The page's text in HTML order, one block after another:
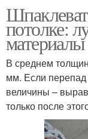
потолке:
материалы
В среднем
мм. Если перепад
величины –
только после